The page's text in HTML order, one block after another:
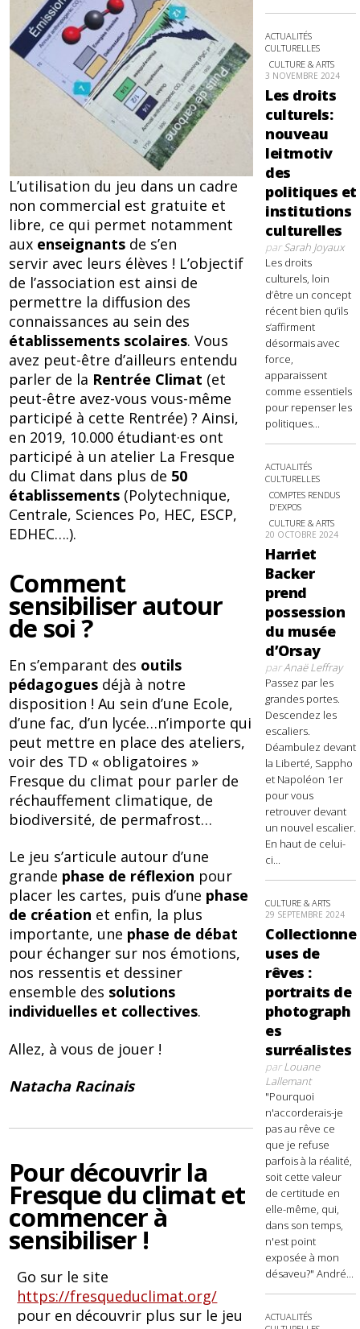
L’utilisation du jeu dans un cadre
non commercial est gratuite et
libre, ce qui permet notamment
aux enseignants de s’en
servir avec leurs élèves ! L’objectif
de l’association est ainsi de
permettre la diffusion des
connaissances au sein des
établissements scolaires. Vous
avez peut-être d’ailleurs entendu
parler de la Rentrée Climat (et
peut-être avez-vous vous-même
participé à cette Rentrée) ? Ainsi,
en 2019, 10.000 étudiant·es ont
participé à un atelier La Fresque
du Climat dans plus de 50
établissements (Polytechnique,
Centrale, Sciences Po, HEC, ESCP,
EDHEC….).
Comment
sensibiliser autour
de soi ?
En s’emparant des outils
pédagogues déjà à notre
disposition ! Au sein d’une Ecole,
d’une fac, d’un lycée…n’importe qui
peut mettre en place des ateliers,
voir des TD « obligatoires »
Fresque du climat pour parler de
réchauffement climatique, de
biodiversité, de permafrost…
Le jeu s’articule autour d’une
grande phase de réflexion pour
placer les cartes, puis d’une phase
de création et enfin, la plus
importante, une phase de débat
pour échanger sur nos émotions,
nos ressentis et dessiner
ensemble des solutions
individuelles et collectives.
Allez, à vous de jouer !
Natacha Racinais
Pour découvrir la
Fresque du climatet
commencer à
sensibiliser !
Go sur le site
https://fresqueduclimat.org/
pour en découvrir plus sur le jeu
ACTUALITÉS
CULTURELLES
CULTURE & ARTS
3 NOVEMBRE 2024
Les droits
culturels:
nouveau
leitmotiv
des
politiques et
institutions
culturelles
parSarah Joyaux
Les droits
culturels, loin
d’être un concept
récent bien qu’ils
s’affirment
désormais avec
force,
apparaissent
comme essentiels
pour repenser les
politiques...
ACTUALITÉS
CULTURELLES
COMPTES RENDUS
D'EXPOS
CULTURE & ARTS
20 OCTOBRE 2024
Harriet
Backer
prend
possession
du musée
d’Orsay
parAnaë Leffray
Passez par les
grandes portes.
Descendez les
escaliers.
Déambulez devant
la Liberté, Sappho
et Napoléon 1er
pour vous
retrouver devant
un nouvel escalier.
En haut de celui-
ci...
CULTURE & ARTS
29 SEPTEMBRE 2024
Collectionne
uses de
rêves :
portraits de
photograph
es
surréalistes
parLouane
Lallemant
"Pourquoi
n'accorderais-je
pas au rêve ce
que je refuse
parfois à la réalité,
soit cette valeur
de certitude en
elle-même, qui,
dans son temps,
n'est point
exposée à mon
désaveu?" André...
ACTUALITÉS